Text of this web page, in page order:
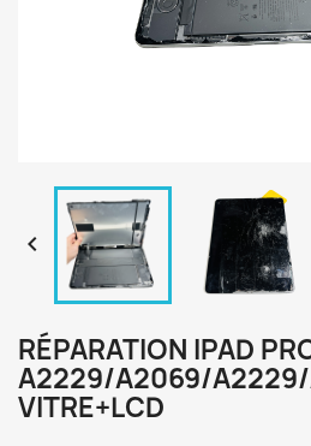

RÉPARATION IPAD
A2229/A2069/
VITRE+LCD